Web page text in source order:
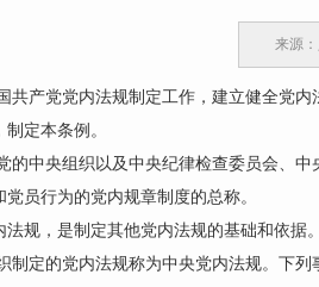
来源
产党党内法规制定工作，建立健全党内
定本条例。
中央组织以及中央纪律检查委员会、中
员行为的党内规章制度的总称。
规，是制定其他党内法规的基础和依据
定的党内法规称为中央党内法规。下列